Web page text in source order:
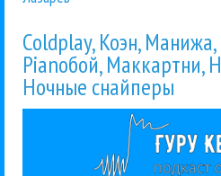
Coldplay, Коэн,
Pianoбой, Маккартни,
Ночные снайперы